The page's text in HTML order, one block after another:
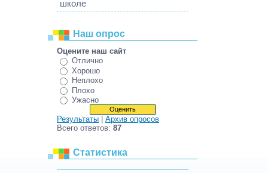
школе
Наш опрос
Оцените наш сайт
Отлично
Хорошо
Неплохо
Плохо
Ужасно
Результаты
Архив опросов
Всего ответов: 87
Статистика